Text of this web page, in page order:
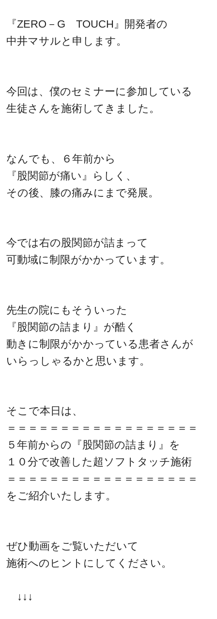
『ZERO－G TOUCH』開発者の
中井マサルと申します。
今回は、僕のセミナーに参加している
生徒さんを施術してきました。
なんでも、６年前から
『股関節が痛い』らしく、
その後、膝の痛みにまで発展。
今では右の股関節が詰まって
可動域に制限がかかっています。
先生の院にもそういった
『股関節の詰まり』が酷く
動きに制限がかかっている患者さんが
いらっしゃるかと思います。
そこで本日は、
＝＝＝＝＝＝＝＝＝＝＝＝＝＝＝＝＝＝
５年前からの『股関節の詰まり』を
１０分で改善した超ソフトタッチ施術
＝＝＝＝＝＝＝＝＝＝＝＝＝＝＝＝＝＝
をご紹介いたします。
ぜひ動画をご覧いただいて
施術へのヒントにしてください。
↓↓↓